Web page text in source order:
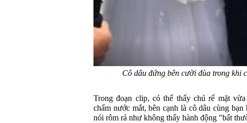
Cô dâu đứng bên cười đùa trong khi
Trong đoạn clip, có thể thấy chú rể mặt
chấm nước mắt, bên cạnh là cô dâu cùng
nói rôm rả như không thấy hành động "bất